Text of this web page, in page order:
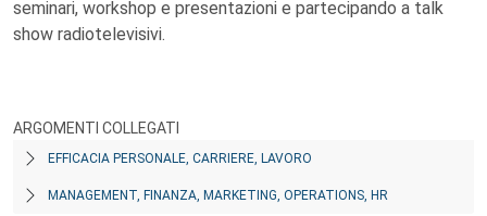
seminari, workshop e presentazioni e partecipando a talk
show radiotelevisivi.
ARGOMENTI COLLEGATI
EFFICACIA PERSONALE, CARRIERE, LAVORO
MANAGEMENT, FINANZA, MARKETING, OPERATIONS, HR